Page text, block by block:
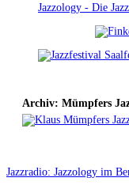
Jazzology - Die
Archiv: Mümpfers
Jazzradio: Jazzology im